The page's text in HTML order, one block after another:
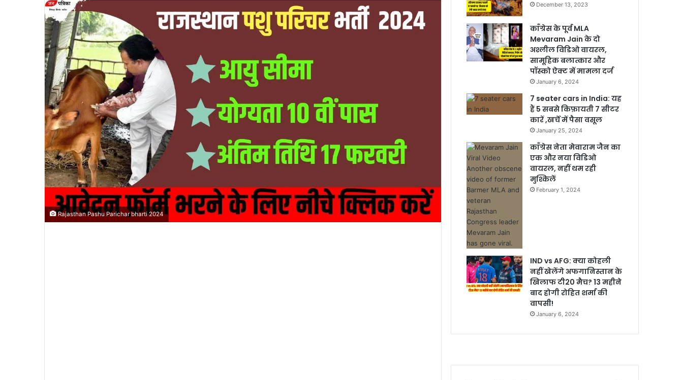
Rajasthan Pashu Parichar bharti 2024
December 13, 2023
काँग्रेस के पूर्व MLA
Mevaram Jain के दो
अश्लील विडिओ वायरल,
सामूहिक बलात्कार और
पॉस्को ऐक्ट में मामला दर्ज
January 6, 2024
7 seater cars in India: यह
हैं 5 सबसे किफ़ायती 7 सीटर
कारें ,खर्चें में पैसा वसूल
January 25, 2024
काँग्रेस नेता मेवाराम जैन का
एक और नया विडिओ
वायरल, नहीं थम रही
मुश्किलें
February 1, 2024
IND vs AFG: क्या कोहली
नहीं खेलेंगे अफगानिस्तान के
खिलाफ टी20 मैच? 13 महीने
बाद होगी रोहित शर्मा की
वापसी!
January 6, 2024